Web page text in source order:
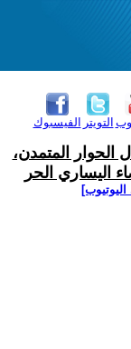
الفيسبوك التويتر
الحوار المتمدن،
اليساري الحر